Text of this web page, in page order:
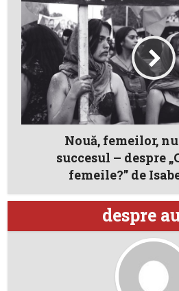
Nouă, femeilor,
succesul – despre
femeile?” de
despre